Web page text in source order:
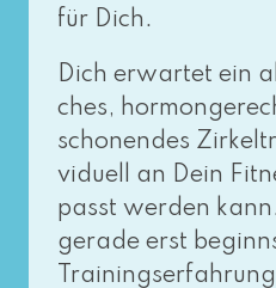
für Dich.
Dich erwar­tet ein
ches,
scho­nen­des
vi­du­ell an Dein
passt wer­den
gera­de erst